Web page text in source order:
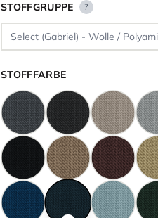
STOFFGRUPPE ?
STOFFFARBE